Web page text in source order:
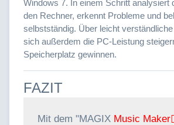
Windows 7. In einem Schritt analysiert
den Rechner, erkennt Probleme und
selbstständig. Über leicht
sich außerdem die PC-Leistung
Speicherplatz gewinnen.
FAZIT
Mit dem "MAGIX Music Maker